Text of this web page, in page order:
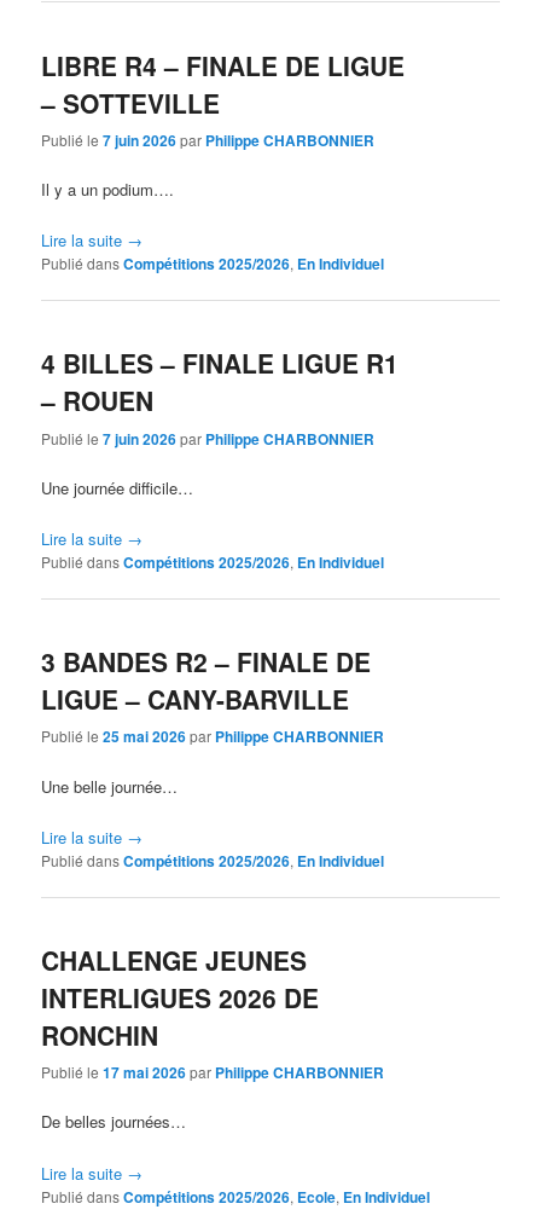
LIBRE R4 – FINALE DE LIGUE
– SOTTEVILLE
Publié le7 juin 2026par Philippe CHARBONNIER
Il y a un podium….
Lire la suite →
Publié dansCompétitions 2025/2026, En Individuel
4 BILLES – FINALE LIGUE R1
– ROUEN
Publié le7 juin 2026par Philippe CHARBONNIER
Une journée difficile…
Lire la suite →
Publié dansCompétitions 2025/2026, En Individuel
3 BANDES R2 – FINALE DE
LIGUE – CANY-BARVILLE
Publié le25 mai 2026par Philippe CHARBONNIER
Une belle journée…
Lire la suite →
Publié dansCompétitions 2025/2026, En Individuel
CHALLENGE JEUNES
INTERLIGUES 2026 DE
RONCHIN
Publié le17 mai 2026par Philippe CHARBONNIER
De belles journées…
Lire la suite →
Publié dansCompétitions 2025/2026, Ecole, En Individuel